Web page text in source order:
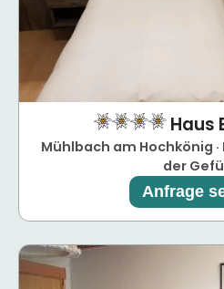
Haus
Mühlbach am Hochkönig
der
Anfrage